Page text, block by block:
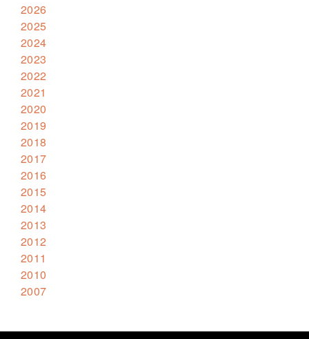
2026
2025
2024
2023
2022
2021
2020
2019
2018
2017
2016
2015
2014
2013
2012
2011
2010
2007